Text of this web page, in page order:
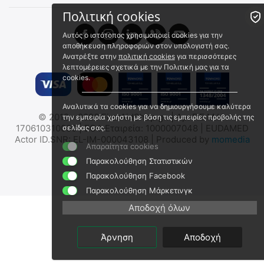
(χωρίς ΦΠΑ)
€7.18(χωρίς ΦΠΑ)
ΒΑΣΗ ΦΑΚΟΥ NITECORE
HLB40+HMB1
9020052043
Άμεσα διαθέσιμο
Αποστολή εντός 24 ωρών
(χωρίς ΦΠΑ)
ΒΑΣΗ NITECORE για SCL10
9110101143
Άμεσα διαθέσιμο
Αποστολή σε 1 εως 3
εργάσιμες
€ 16.50
€13.31 (χωρίς ΦΠΑ)
© 2012 - 2026 FirstAidShop.gr. | Αρ. Γ.Ε.Μ.Η:
170610310000 | ΕΟΦ Εταιρεία: 1000007048 | EUDAMED
Actor ID.SNR: EL-IM-000043108 | Produced by momedia
Πολιτική cookies
Αυτός ο ιστότοπος χρησιμοποιεί cookies για την
αποθήκευση πληροφοριών στον υπολογιστή σας.
Ανατρέξτε στην πολιτική cookiesγια περισσότερες
λεπτομέρειες σχετικά με την Πολιτική μας για τα
cookies.
Αναλυτικά τα cookies για να δημιουργήσουμε καλύτερα
την εμπειρία χρήστη με βάση τις εμπειρίες προβολής της
σελίδας σας.
Απαραίτητα cookies
Παρακολούθηση Στατιστικών
Παρακολούθηση Facebook
Παρακολούθηση Μάρκετινγκ
Αποδοχή όλων
Άρνηση Αποδοχή